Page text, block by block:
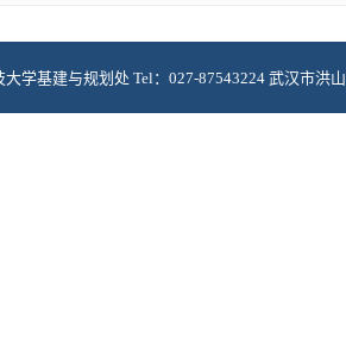
大学基建与规划处 Tel：027-87543224 武汉市